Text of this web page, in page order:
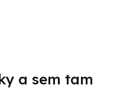
a sem tam